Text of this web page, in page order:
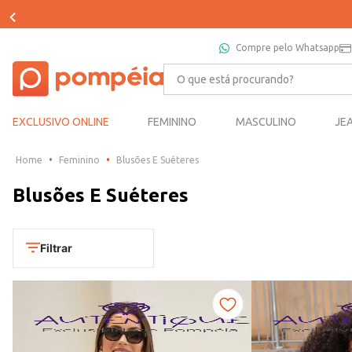
Compre pelo Whatsapp
O que está procurando?
EXCLUSIVO ONLINE FEMININO MASCULINO
Feminino Blusões E Suéteres
Blusões E Suéteres
Filtrar
Amarelo